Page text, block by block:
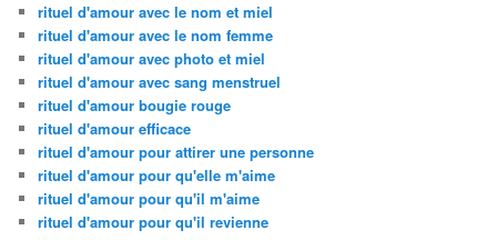
rituel d'amour avec le nom et miel
rituel d'amour avec le nom femme
rituel d'amour avec photo et miel
rituel d'amour avec sang menstruel
rituel d'amour bougie rouge
rituel d'amour efficace
rituel d'amour pour attirer une personne
rituel d'amour pour qu'elle m'aime
rituel d'amour pour qu'il m'aime
rituel d'amour pour qu'il revienne